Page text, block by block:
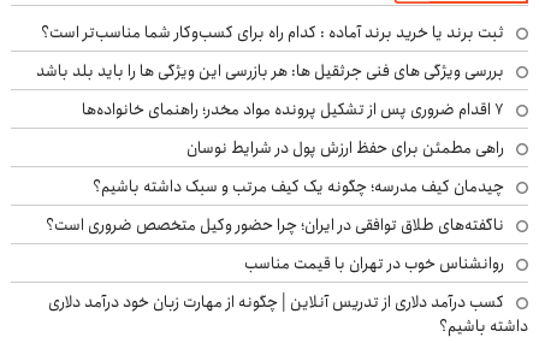
ثبت برند یا خرید برند آماده : کدام راه برای کسب‌وکار شما مناسب‌تر است؟
بررسی ویژگی های فنی جرثقیل ها: هر بازرسی این ویژگی ها را باید بلد باشد
۷ اقدام ضروری پس از تشکیل پرونده مواد مخدر؛ راهنمای خانواده‌ها
راهی مطمئن برای حفظ ارزش پول در شرایط نوسان
چیدمان کیف مدرسه؛ چگونه یک کیف مرتب و سبک داشته باشیم؟
ناگفته‌های طلاق توافقی در ایران؛ چرا حضور وکیل متخصص ضروری است؟
روانشناس خوب در تهران با قیمت مناسب
کسب درآمد دلاری از تدریس آنلاین | چگونه از مهارت زبان خود درآمد دلاری
داشته باشیم؟